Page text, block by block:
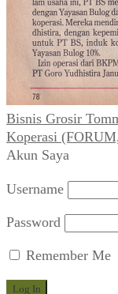
Bisnis Grosir
Koperasi
Akun Saya
Username
Password
Remember Me